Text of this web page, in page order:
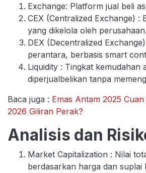
Exchange: Platform jual beli
CEX (Centralized Exchange) :
yang dikelola oleh perusahaan.
DEX (Decentralized
perantara, berbasis smart
Liquidity : Tingkat kemudahan
diperjualbelikan tanpa
Baca juga : Emas Antam 2025
2026 Giliran Perak?
Analisis dan
Market Capitalization : Nilai
berdasarkan harga dan suplai